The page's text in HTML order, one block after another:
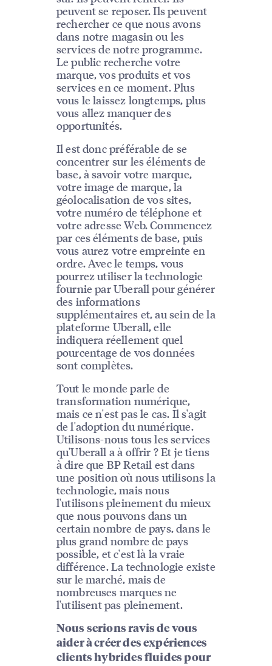
peuvent se reposer. Ils peuvent
rechercher ce que nous avons
dans notre magasin ou les
services de notre programme.
Le public recherche votre
marque, vos produits et vos
services en ce moment. Plus
vous le laissez longtemps, plus
vous allez manquer des
opportunités.
Il est donc préférable de se
concentrer sur les éléments de
base, à savoir votre marque,
votre image de marque, la
géolocalisation de vos sites,
votre numéro de téléphone et
votre adresse Web. Commencez
par ces éléments de base, puis
vous aurez votre empreinte en
ordre. Avec le temps, vous
pourrez utiliser la technologie
fournie par Uberall pour générer
des informations
supplémentaires et, au sein de la
plateforme Uberall, elle
indiquera réellement quel
pourcentage de vos données
sont complètes.
Tout le monde parle de
transformation numérique,
mais ce n'est pas le cas. Il s'agit
de l'adoption du numérique.
Utilisons-nous tous les services
qu'Uberall a à offrir ? Et je tiens
à dire que BP Retail est dans
une position où nous utilisons la
technologie, mais nous
l'utilisons pleinement du mieux
que nous pouvons dans un
certain nombre de pays, dans le
plus grand nombre de pays
possible, et c'est là la vraie
différence. La technologie existe
sur le marché, mais de
nombreuses marques ne
l'utilisent pas pleinement.
Nous serions ravis de vous
aider à créer des expériences
clients hybrides fluides pour